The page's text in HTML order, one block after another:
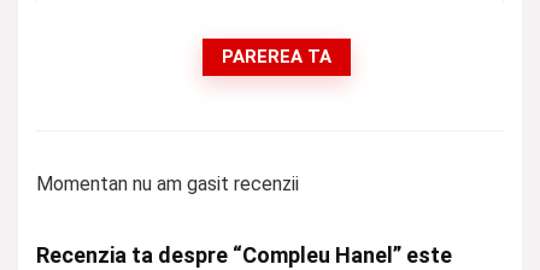
PAREREA TA
Momentan nu am gasit recenzii
Recenzia ta despre “Compleu Hanel” este